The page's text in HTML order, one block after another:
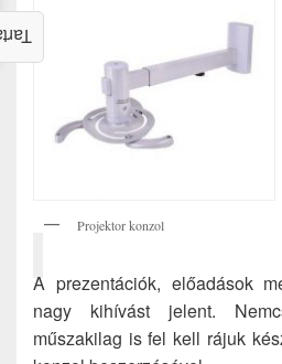
Projektor konzol
A prezentációk, előadások
nagy kihívást jelent.
műszakilag is fel kell rájuk